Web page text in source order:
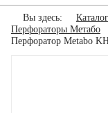
Вы здесь: Каталог
Перфораторы Метабо
Перфоратор Metabo